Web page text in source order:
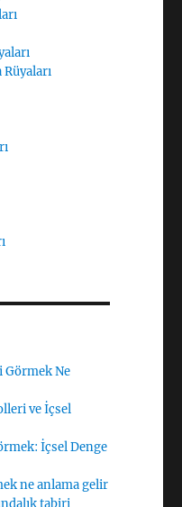
Görmek Ne
ve İçsel
İçsel Denge
ne anlama gelir
tabiri